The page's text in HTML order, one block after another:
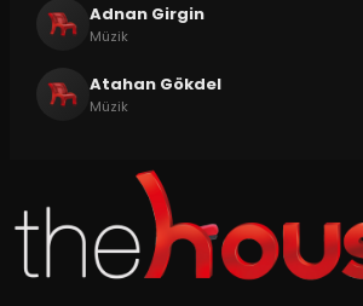
Adnan Girgin
Müzik
Atahan Gökdel
Müzik